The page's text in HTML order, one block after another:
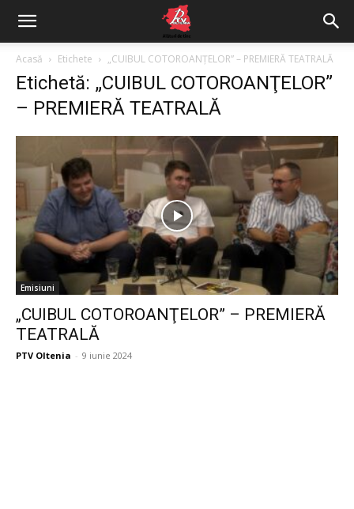
Acasă Etichete „CUIBUL COTOROANŢELOR” – PREMIERĂ TEATRALĂ
Etichetă: „CUIBUL COTOROANŢELOR”
– PREMIERĂ TEATRALĂ
Emisiuni
„CUIBUL COTOROANŢELOR” – PREMIERĂ
TEATRALĂ
PTV Oltenia - 9 iunie 2024